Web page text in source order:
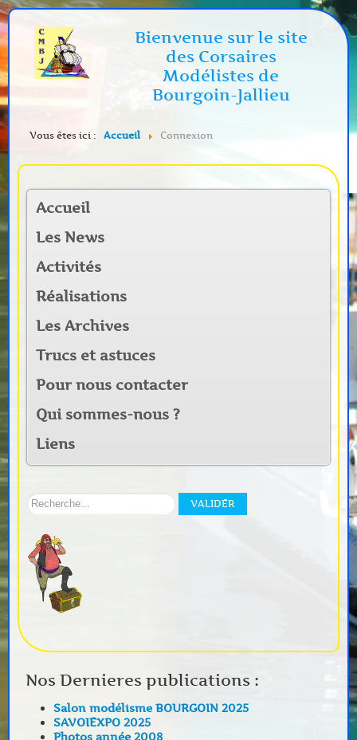
Bienvenue sur le site
des Corsaires
Modélistes de
Bourgoin-Jallieu
Vous êtes ici : Accueil Connexion
Accueil
Les News
Activités
Réalisations
Les Archives
Trucs et astuces
Pour nous contacter
Qui sommes-nous ?
Liens
Rechercher
site:
VALIDER
Nos Dernieres publications :
Salon modélisme BOURGOIN 2025
SAVOIEXPO 2025
Photos année 2008